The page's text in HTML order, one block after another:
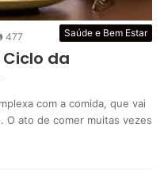
Saúde e Bem Estar
477
da
com a comida, que vai
O ato de comer muitas vezes